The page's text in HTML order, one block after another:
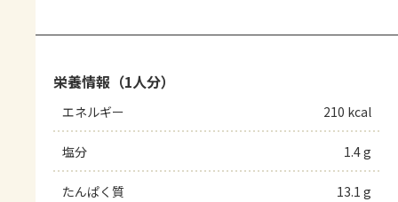
栄養情報（1人分）
エネルギー 210 kcal
塩分 1.4 g
たんぱく質 13.1 g